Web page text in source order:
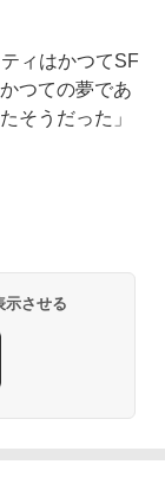
ィはかつてSF
つての夢であ
そうだった」
示させる